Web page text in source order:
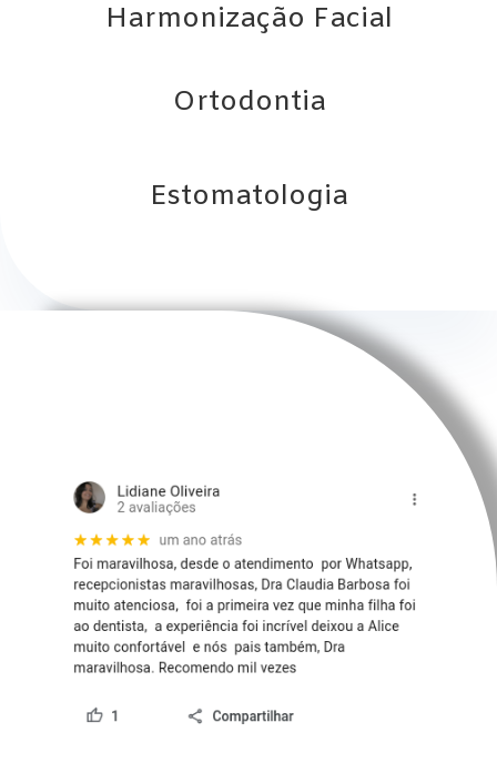
Harmonização Facial
Ortodontia
Estomatologia